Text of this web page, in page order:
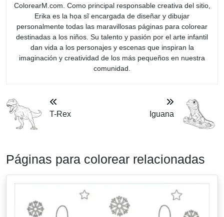
ColorearM.com. Como principal responsable creativa del sitio,
Erika es la họa sĩ encargada de diseñar y dibujar
personalmente todas las maravillosas páginas para colorear
destinadas a los niños. Su talento y pasión por el arte infantil
dan vida a los personajes y escenas que inspiran la
imaginación y creatividad de los más pequeños en nuestra
comunidad.
T-Rex Iguana
Páginas para colorear relacionadas